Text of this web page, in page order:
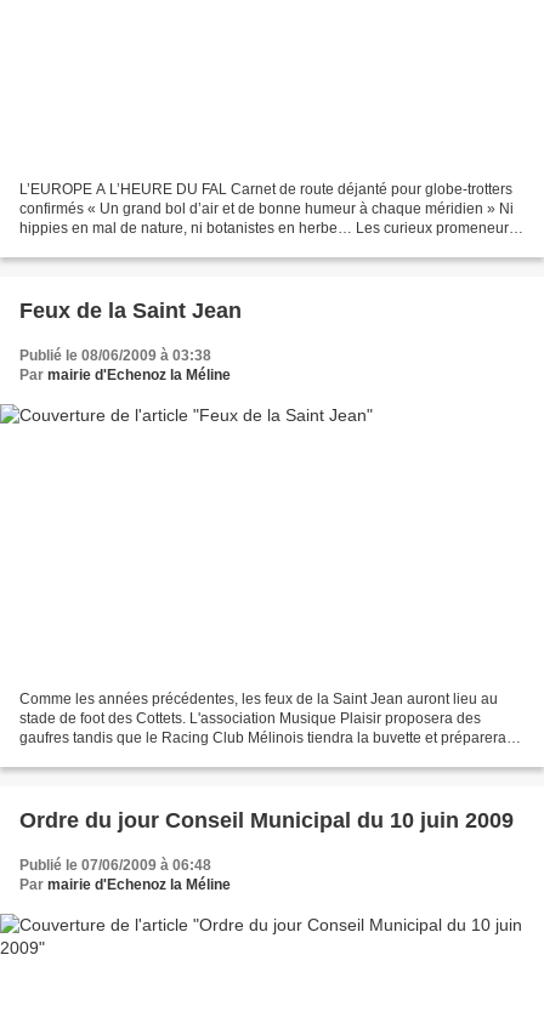
L’EUROPE A L’HEURE DU FAL Carnet de route déjanté pour globe-trotters
confirmés « Un grand bol d’air et de bonne humeur à chaque méridien » Ni
hippies en mal de nature, ni botanistes en herbe… Les curieux promeneurs
Feux de la Saint Jean
Publié le 08/06/2009 à 03:38
Par mairie d'Echenoz la Méline
Comme les années précédentes, les feux de la Saint Jean auront lieu au
stade de foot des Cottets. L'association Musique Plaisir proposera des
gaufres tandis que le Racing Club Mélinois tiendra la buvette et préparera
Ordre du jour Conseil Municipal du 10 juin 2009
Publié le 07/06/2009 à 06:48
Par mairie d'Echenoz la Méline